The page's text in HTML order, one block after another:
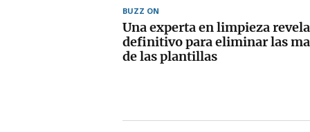
BUZZ ON
Una experta en limpieza
definitivo para eliminar las
de las plantillas